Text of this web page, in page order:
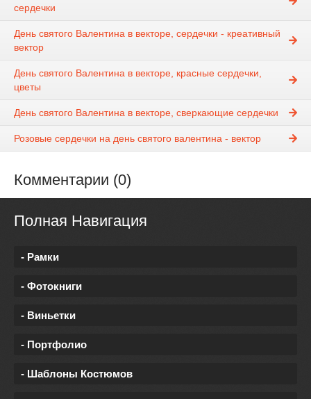
сердечки
День святого Валентина в векторе, сердечки - креативный
вектор
День святого Валентина в векторе, красные сердечки,
цветы
День святого Валентина в векторе, сверкающие сердечки
Розовые сердечки на день святого валентина - вектор
Комментарии (0)
Полная Навигация
- Рамки
- Фотокниги
- Виньетки
- Портфолио
- Шаблоны Костюмов